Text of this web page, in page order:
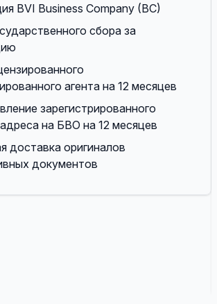
BVI Business Company (BC)
сбора за
агента на 12 месяцев
зарегистрированного
на БВО на 12 месяцев
доставка оригиналов
документов